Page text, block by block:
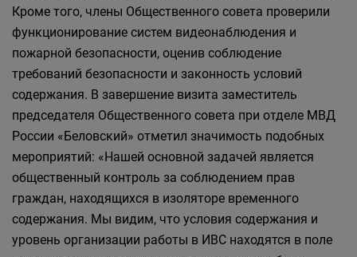
Кроме того, члены Общественного совета проверили
функционирование систем видеонаблюдения и
пожарной безопасности, оценив соблюдение
требований безопасности и законность условий
содержания. В завершение визита заместитель
председателя Общественного совета при отделе МВД
России «Беловский» отметил значимость подобных
мероприятий: «Нашей основной задачей является
общественный контроль за соблюдением прав
граждан, находящихся в изоляторе временного
содержания. Мы видим, что условия содержания и
уровень организации работы в ИВС находятся в поле